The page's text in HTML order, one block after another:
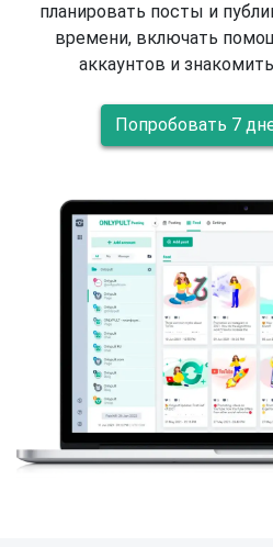
планировать посты и
времени, включать
аккаунтов и
Попробовать 7